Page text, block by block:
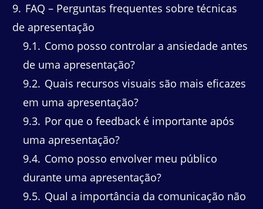
9 FAQ – Perguntas frequentes sobre técnicas
de apresentação
9.1
Como posso controlar a ansiedade antes
de uma apresentação?
9.2 Quais recursos visuais são mais eficazes
em uma apresentação?
9.3 Por que o feedback é importante após
uma apresentação?
9.4 Como posso envolver meu público
durante uma apresentação?
9.5 Qual a importância da comunicação não